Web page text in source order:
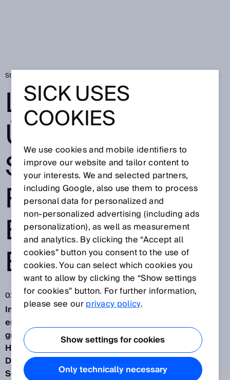
Startseite
LOGISTIKDATEN
ÜBERWACHEN,
SCHNELLER DIE
RICHTIGEN
ENTSCHEIDUNG
EN TREFFEN
02.07.2019
In
Distributionszentren mit hohem Durchsatz
erfassen und kommunizieren Sensoren täglich
große Mengen an Logistikdaten. Die wirkliche
Herausforderung besteht allerdings darin, all diese
Daten zu erfassen und zu interpretieren. Die
Software Package Analytics von SICK fasst diese
SICK USES
COOKIES
We use cookies and mobile identifiers to
improve our website and tailor content to
your interests. We and selected partners,
including Google, also use them to process
personal data for personalized and
non‑personalized advertising (including ads
personalization), as well as measurement
and analytics. By clicking the “Accept all
cookies” button you consent to the use of
cookies. You can select which cookies you
want to allow by clicking the “Show settings
for cookies” button. For further information,
please see ourprivacy policy.
Show settings for cookies
Only technically necessary